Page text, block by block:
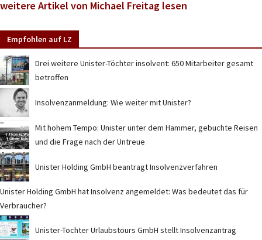
weitere Artikel von Michael Freitag lesen
Empfohlen auf LZ
Drei weitere Unister-Töchter insolvent: 650 Mitarbeiter gesamt
betroffen
Insolvenzanmeldung: Wie weiter mit Unister?
Mit hohem Tempo: Unister unter dem Hammer, gebuchte Reisen
und die Frage nach der Untreue
Unister Holding GmbH beantragt Insolvenzverfahren
Unister Holding GmbH hat Insolvenz angemeldet: Was bedeutet das für
Verbraucher?
Unister-Tochter Urlaubstours GmbH stellt Insolvenzantrag